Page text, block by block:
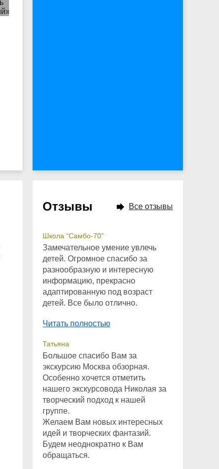
Отзывы Все отзывы
Школа “Самбо-70”
Замечательное умение увлечь
детей. Огромное спасибо за
разнообразную и интересную
информацию, прекрасно
адаптированную под возраст
детей. Все было отлично.
Читать полностью
Татьяна
Большое спасибо Вам за
экскурсию Москва обзорная.
Особенно хочется отметить
нашего экскурсовода Николая за
творческий подход к нашей
группе.
Желаем Вам новых интересных
идей и творческих фантазий.
Будем неоднократно к Вам
обращаться.